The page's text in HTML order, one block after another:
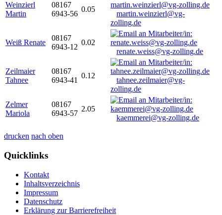
Weinzierl
Martin
08167
6943-56
0.05
martin.weinzierl@vg-
zolling.de
Weiß Renate
08167
6943-12
0.02
renate.weiss@vg-zolling.de
Zeilmaier
Tahnee
08167
6943-41
0.12
tahnee.zeilmaier@vg-
zolling.de
Zelmer
Mariola
08167
6943-57
2.05
kaemmerei@vg-zolling.de
drucken nach oben
Quicklinks
Kontakt
Inhaltsverzeichnis
Impressum
Datenschutz
Erklärung zur Barrierefreiheit